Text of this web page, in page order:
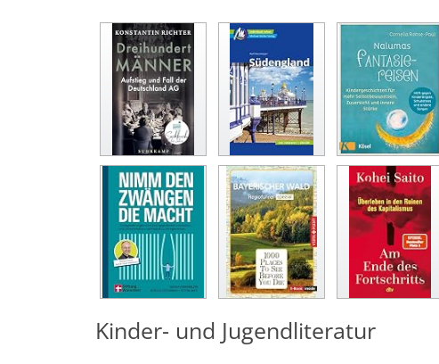
Kinder- und Jugendliteratur